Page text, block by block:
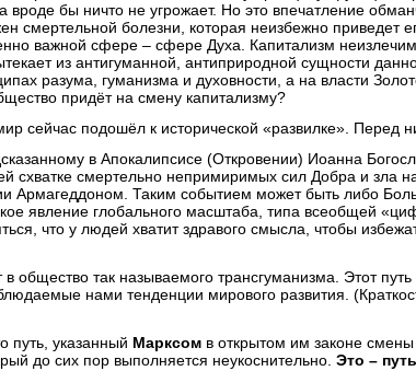
вроде бы ничто не угрожает. Но это впечатление
смертельной болезни, которая неизбежно приведет
важной сфере – сфере Духа. Капитализм
из антигуманной, антиприродной сущности
разума, гуманизма и духовности, а на власти
придёт на смену капитализму?
сейчас подошёл к исторической «развилке». Перед
в Апокалипсисе (Откровении) Иоанна
смертельно непримиримых сил Добра и зла
Армагеддоном. Таким событием может быть либо
явление глобального масштаба, типа всеобщей
что у людей хватит здравого смысла, чтобы
в общество так называемого трансгуманизма. Этот
нами тенденции мирового развития.
путь, указанный Марксом в открытом им законе
до сих пор выполняется неукоснительно. Это –